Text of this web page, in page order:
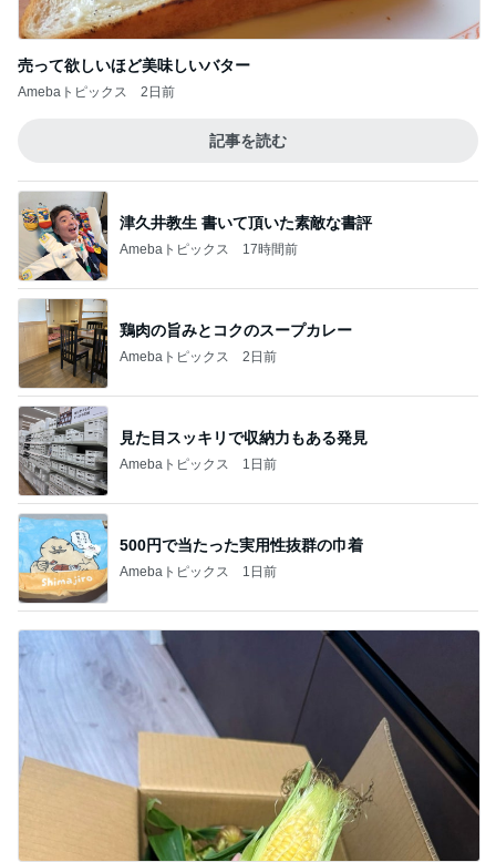
売って欲しいほど美味しいバター
Amebaトピックス 2日前
記事を読む
津久井教生 書いて頂いた素敵な書評
Amebaトピックス 17時間前
鶏肉の旨みとコクのスープカレー
Amebaトピックス 2日前
見た目スッキリで収納力もある発見
Amebaトピックス 1日前
500円で当たった実用性抜群の巾着
Amebaトピックス 1日前